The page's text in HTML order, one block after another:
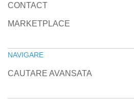
CONTACT
MARKETPLACE
NAVIGARE
CAUTARE AVANSATA